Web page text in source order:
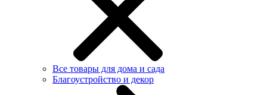
Все товары для дома и сада
Благоустройство и декор